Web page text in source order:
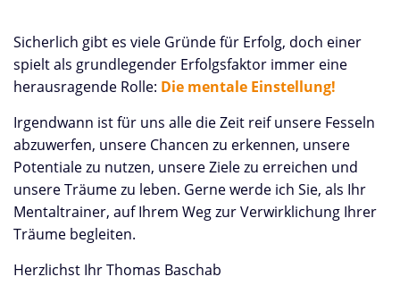
Sicherlich gibt es viele Gründe für Erfolg, doch einer
spielt als grundlegender Erfolgsfaktor immer eine
herausragende Rolle: Die mentale Einstellung!
Irgendwann ist für uns alle die Zeit reif unsere Fesseln
abzuwerfen, unsere Chancen zu erkennen, unsere
Potentiale zu nutzen, unsere Ziele zu erreichen und
unsere Träume zu leben. Gerne werde ich Sie, als Ihr
Mentaltrainer, auf Ihrem Weg zur Verwirklichung Ihrer
Träume begleiten.
Herzlichst Ihr Thomas Baschab